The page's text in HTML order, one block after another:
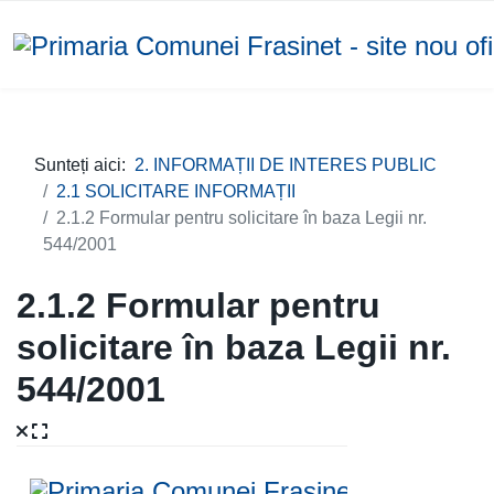
Sunteți aici: 2. INFORMAȚII DE INTERES PUBLIC
2.1 SOLICITARE INFORMAȚII
2.1.2 Formular pentru solicitare în baza Legii nr.
544/2001
2.1.2 Formular pentru
solicitare în baza Legii nr.
544/2001